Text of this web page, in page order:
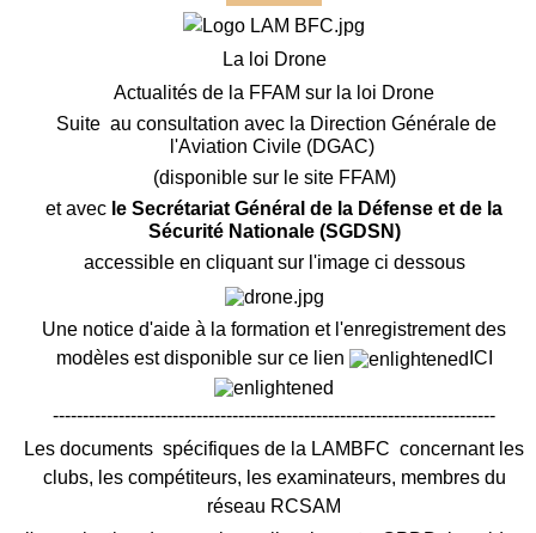
La loi Drone
Actualités de la FFAM sur la loi Drone
Suite au consultation avec la Direction Générale de
l'Aviation Civile (DGAC)
(disponible sur le site FFAM)
et avec le Secrétariat Général de la Défense et de la
Sécurité Nationale (SGDSN)
accessible en cliquant sur l'image ci dessous
Une notice d'aide à la formation et l'enregistrement des
modèles est disponible sur ce lien
ICI
--------------------------------------------------------------------------
Les documents spécifiques de la LAMBFC concernant les
clubs, les compétiteurs, les examinateurs, membres du
réseau RCSAM